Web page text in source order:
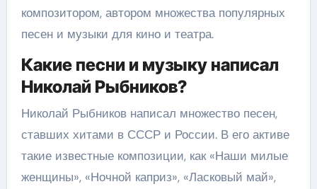
композитором, автором множества популярных
песен и музыки для кино и театра.
Какие песни и музыку написал
Николай Рыбников?
Николай Рыбников написал множество песен,
ставших хитами в СССР и России. В его активе
такие известные композиции, как «Наши милые
женщины», «Ночной каприз», «Ласковый май»,